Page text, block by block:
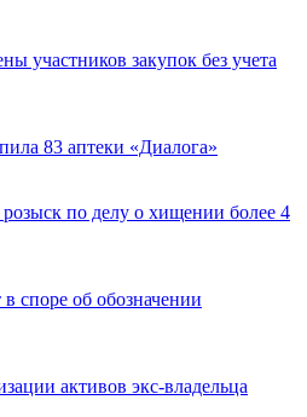
участников закупок без учета
83 аптеки «Диалога»
по делу о хищении более 4
споре об обозначении
активов экс-владельца